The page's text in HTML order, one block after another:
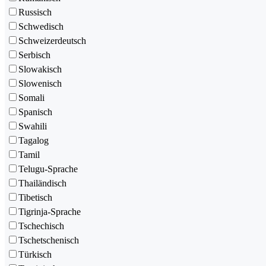
Russisch
Schwedisch
Schweizerdeutsch
Serbisch
Slowakisch
Slowenisch
Somali
Spanisch
Swahili
Tagalog
Tamil
Telugu-Sprache
Thailändisch
Tibetisch
Tigrinja-Sprache
Tschechisch
Tschetschenisch
Türkisch